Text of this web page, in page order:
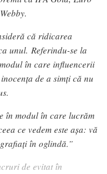
că ridicarea
unul. Referindu-se la
în care influencerii
de a simți că nu
în modul în care lucrăm
ce vedem este așa: vă
în oglindă.”
de evitat în